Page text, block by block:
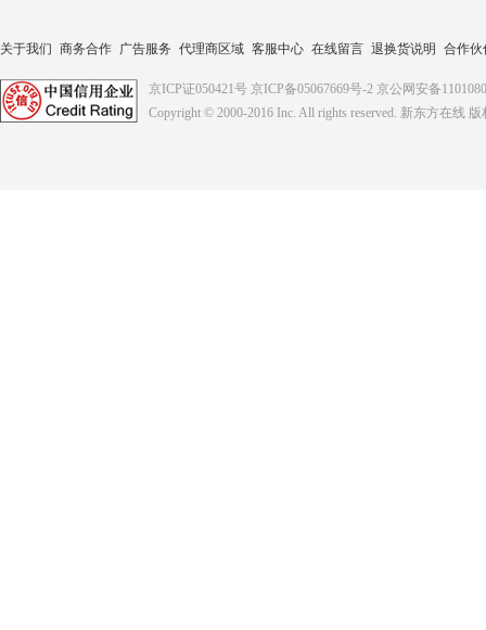
关于我们 商务合作 广告服务 代理商区域 客服中心 在线留言 退换货说明 合作伙
京ICP证050421号 京ICP备05067669号-2 京公网安备
Copyright © 2000-2016 Inc. All rights reserved. 新东方在线